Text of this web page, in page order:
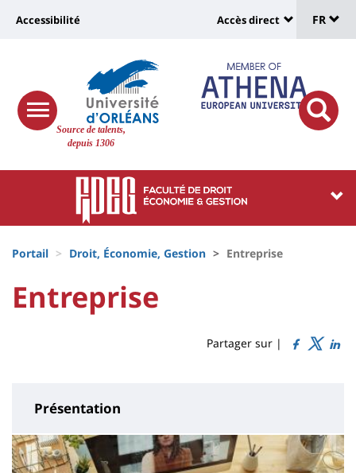
Site
Source de talents,
depuis 1306
Université
Recherche
responsive
menu
button
Université
vers
page
accessibilité
Accessibilité
:
Shortcut
links
Accès direct
de
FR
Université
Block
liste
des
composantes
d'Ariane
Portail Droit, Économie, Gestion Entreprise
University
University
Titre
Entreprise
Partager sur |
Présentation